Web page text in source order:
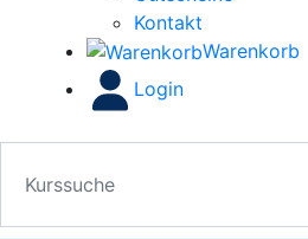
Kontakt
Warenkorb
Login